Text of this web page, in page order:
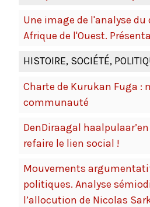
Une image de l'analyse du
Afrique de l'Ouest.
HISTOIRE, SOCIÉTÉ,
Charte de Kurukan Fuga :
communauté
DenDiraagal
refaire le lien social !
Mouvements
politiques. Analyse
l’allocution de Nicolas